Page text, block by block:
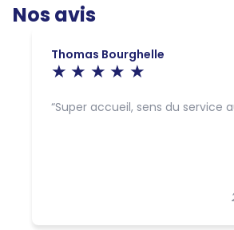
Nos avis
Thomas Bourghelle
Super accueil, sens du service